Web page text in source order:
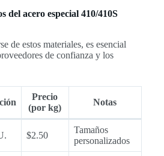
del acero especial 410/410S
de estos materiales, es esencial
de confianza y los
Precio
(por kg)
Notas
$2.50
Tamaños
personalizados